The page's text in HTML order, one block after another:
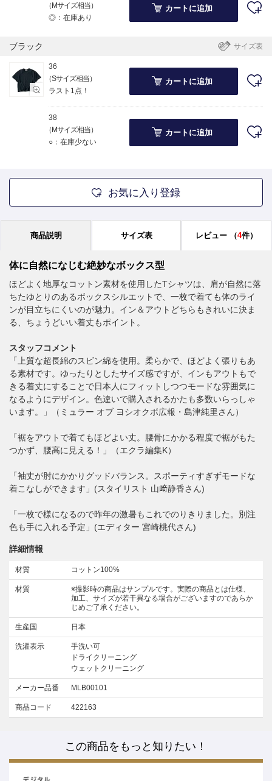
（Mサイズ相当）
◎：在庫あり
カートに追加
サイズ表
ブラック
36
（Sサイズ相当）
ラスト1点！
カートに追加
38
（Mサイズ相当）
○：在庫少ない
カートに追加
お気に入り登録
商品説明 サイズ表 レビュー （4件）
体に自然になじむ絶妙なボックス型
ほどよく地厚なコットン素材を使用したTシャツは、肩が自然に落
ちたゆとりのあるボックスシルエットで、一枚で着ても体のライ
ンが目立ちにくいのが魅力。イン＆アウトどちらもきれいに決ま
る、ちょうどいい着丈もポイント。
スタッフコメント
「上質な超長綿のスビン綿を使用。柔らかで、ほどよく張りもあ
る素材です。ゆったりとしたサイズ感ですが、インもアウトもで
きる着丈にすることで日本人にフィットしつつモードな雰囲気に
なるようにデザイン。色違いで購入されるかたも多数いらっしゃ
います。」（ミュラー オブ ヨシオクボ広報・島津純里さん）
「裾をアウトで着てもほどよい丈。腰骨にかかる程度で裾がもた
つかず、腰高に見える！」（エクラ編集K）
「袖丈が肘にかかりグッドバランス。スポーティすぎずモードな
着こなしができます」(スタイリスト 山﨑静香さん)
「一枚で様になるので昨年の激暑もこれでのりきりました。別注
色も手に入れる予定」(エディター 宮崎桃代さん)
詳細情報
材質 コットン100%
材質
※撮影時の商品はサンプルです。実際の商品とは仕様、
加工、サイズが若干異なる場合がございますのであらか
じめご了承ください。
生産国 日本
洗濯表示
手洗い可
ドライクリーニング
ウェットクリーニング
メーカー品番 MLB00101
商品コード 422163
この商品をもっと知りたい！